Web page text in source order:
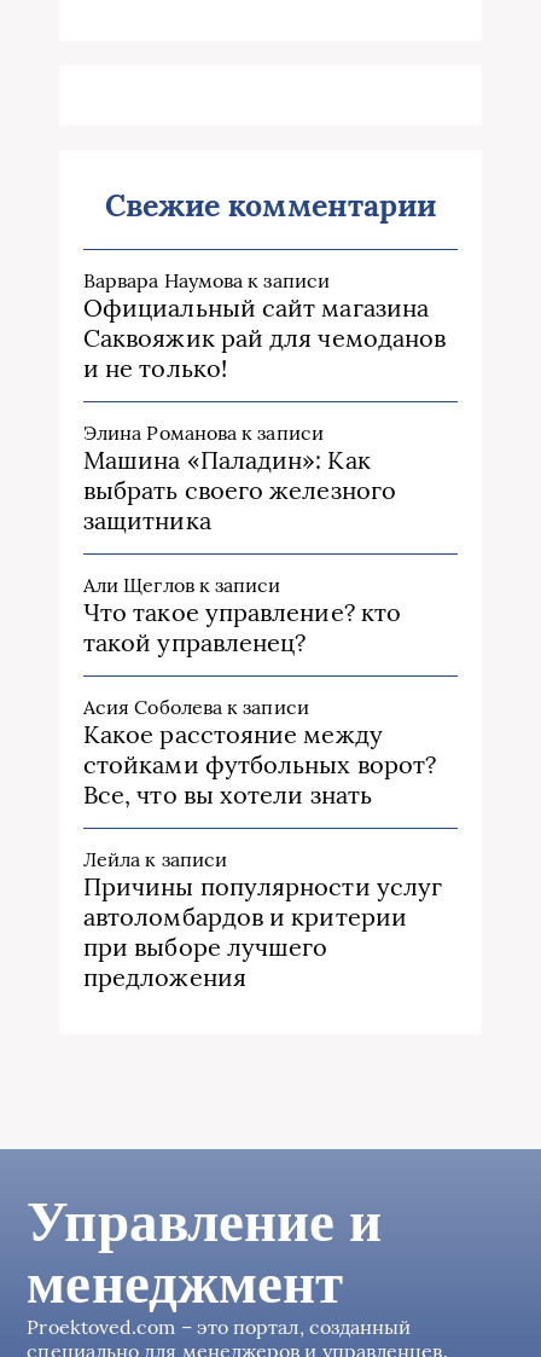
Свежие комментарии
Варвара Наумова к записи
Официальный сайт магазина
Саквояжик рай для чемоданов
и не только!
Элина Романова к записи
Машина «Паладин»: Как
выбрать своего железного
защитника
Али Щегловк записи
Что такое управление? кто
такой управленец?
Асия Соболева к записи
Какое расстояние между
стойками футбольных ворот?
Все, что вы хотели знать
Лейла к записи
Причины популярности услуг
автоломбардов и критерии
при выборе лучшего
предложения
Управление и
менеджмент
Proektoved.com – это портал, созданный
специально для менеджеров и управленцев.